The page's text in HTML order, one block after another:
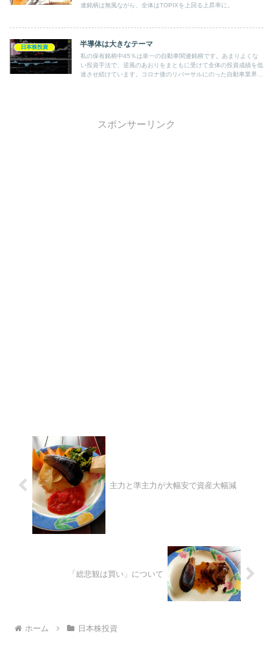
連銘柄は無風ながら、全体はTOPIXを上回る上昇率に。
日本株投資 半導体は大きなテーマ
私の保有銘柄中45％は単一の自動車関連銘柄です。あまりよくな
い投資手法で、逆風のあおりをまともに受けて全体の投資成績を低
迷させ続けています。コロナ後のリバーサルにのった自動車業界で
スポンサーリンク
主力と準主力が大幅安で資産大幅減
「総悲観は買い」について
ホーム 日本株投資